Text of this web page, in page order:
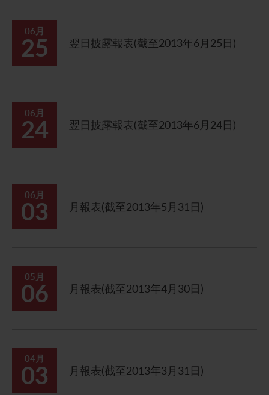
06月
25 翌日披露報表(截至2013年6月25日)
06月
24 翌日披露報表(截至2013年6月24日)
06月
03 月報表(截至2013年5月31日)
05月
06 月報表(截至2013年4月30日)
04月
03 月報表(截至2013年3月31日)